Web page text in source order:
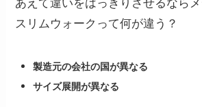
あえて違いをはっきりさせるなら
スリムウォークって何が違う？
製造元の会社の国が異なる
サイズ展開が異なる